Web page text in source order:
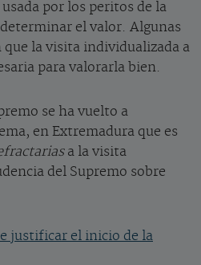
por los peritos de la
el valor. Algunas
la visita individualizada a
para valorarla bien.
se ha vuelto a
en Extremadura que es
a la visita
del Supremo sobre
justificar el inicio de la